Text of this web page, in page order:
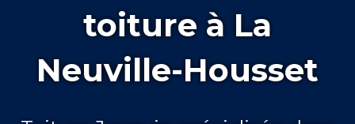
toiture à La
Neuville-Housset